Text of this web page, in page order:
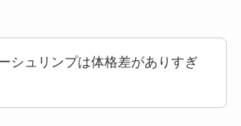
シュリンプは体格差がありすぎ